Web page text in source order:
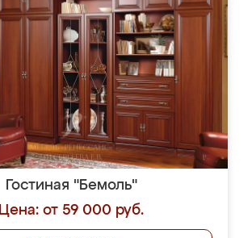
Гостиная "Бемоль"
Цена: от 59 000 руб.